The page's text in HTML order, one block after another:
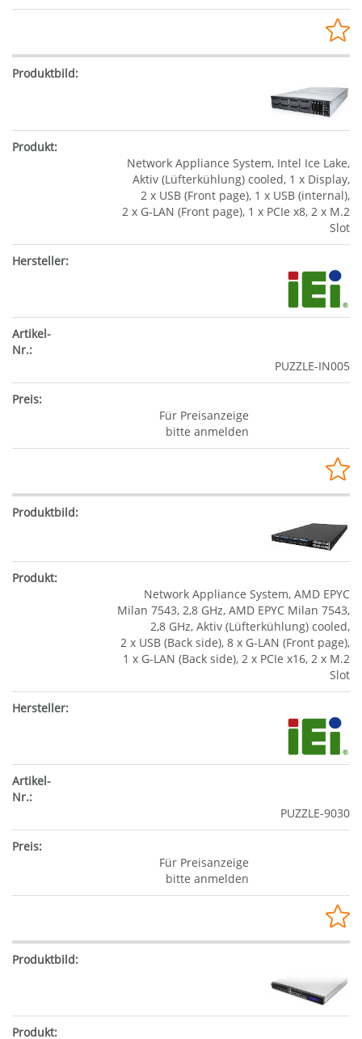
Network Appliance System, Intel Ice Lake,
Aktiv (Lüfterkühlung) cooled, 1 x Display,
2 x USB (Front page), 1 x USB (internal),
2 x G-LAN (Front page), 1 x PCIe x8, 2 x M.2
Slot
PUZZLE-IN005
Für Preisanzeige
bitte anmelden
Network Appliance System, AMD EPYC
Milan 7543, 2,8 GHz, AMD EPYC Milan 7543,
2,8 GHz, Aktiv (Lüfterkühlung) cooled,
2 x USB (Back side), 8 x G-LAN (Front page),
1 x G-LAN (Back side), 2 x PCIe x16, 2 x M.2
Slot
PUZZLE-9030
Für Preisanzeige
bitte anmelden